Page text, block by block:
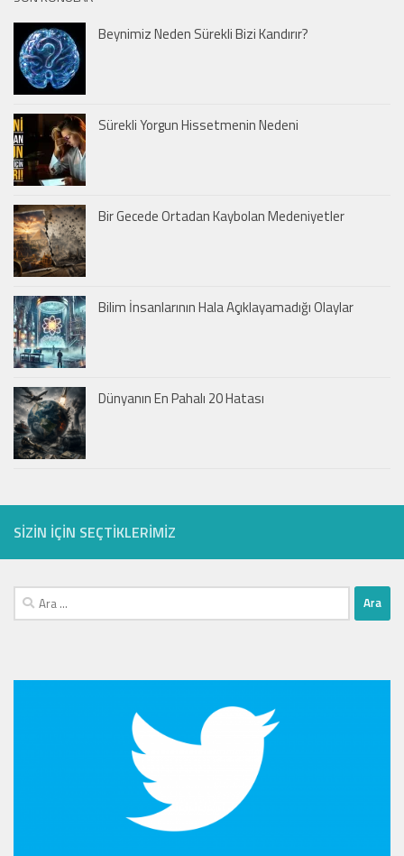
Beynimiz Neden Sürekli Bizi Kandırır?
Sürekli Yorgun Hissetmenin Nedeni
Bir Gecede Ortadan Kaybolan Medeniyetler
Bilim İnsanlarının Hala Açıklayamadığı Olaylar
Dünyanın En Pahalı 20 Hatası
SIZIN IÇIN SEÇTIKLERIMIZ
Arama: